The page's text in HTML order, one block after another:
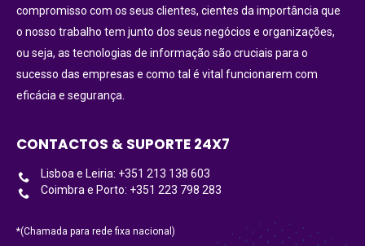
compromisso com os seus clientes, cientes da importância que
o nosso trabalho tem junto dos seus negócios e organizações,
ou seja, as tecnologias de informação são cruciais para o
sucesso das empresas e como tal é vital funcionarem com
eficácia e segurança.
CONTACTOS & SUPORTE 24X7
Lisboa e Leiria: +351 213 138 603
Coimbra e Porto: +351 223 798 283
*(Chamada para rede fixa nacional)